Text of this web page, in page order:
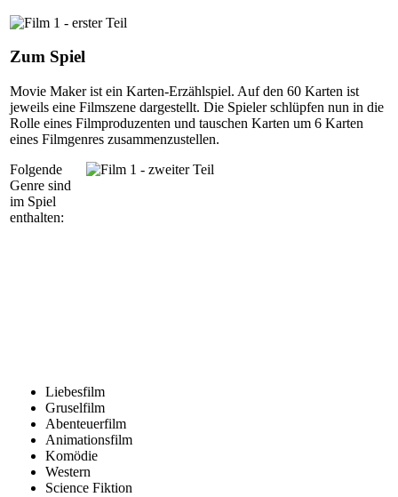
Zum Spiel
Movie Maker ist ein Karten-Erzählspiel. Auf den 60 Karten ist
jeweils eine Filmszene dargestellt. Die Spieler schlüpfen nun in die
Rolle eines Filmproduzenten und tauschen Karten um 6 Karten
eines Filmgenres zusammenzustellen.
Folgende
Genre sind
im Spiel
enthalten:
Liebesfilm
Gruselfilm
Abenteuerfilm
Animationsfilm
Komödie
Western
Science Fiktion